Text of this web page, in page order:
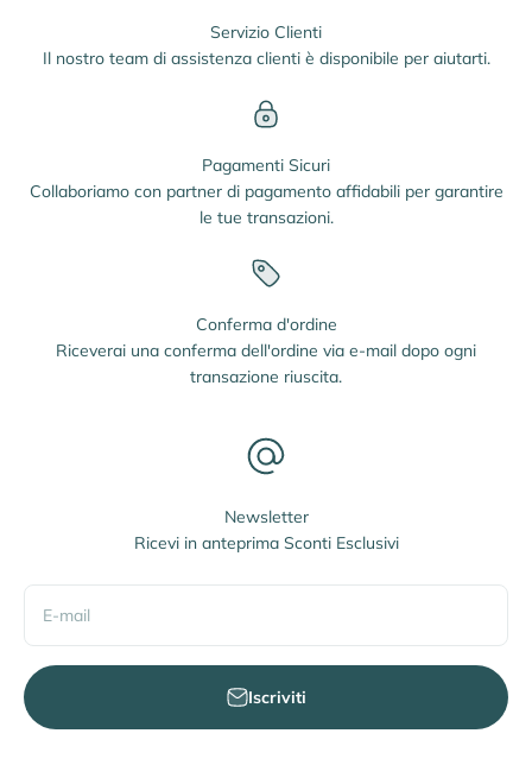
Servizio Clienti
Il nostro team di assistenza clienti è disponibile per aiutarti.
Pagamenti Sicuri
Collaboriamo con partner di pagamento affidabili per garantire
le tue transazioni.
Conferma d'ordine
Riceverai una conferma dell'ordine via e-mail dopo ogni
transazione riuscita.
Newsletter
Ricevi in anteprima Sconti Esclusivi
E-mail
Iscriviti